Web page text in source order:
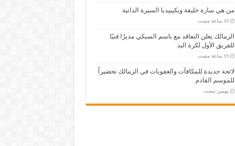
من هي سارة خليفة ويكيبيديا السيرة الذاتية
‏19 ساعة مضت
الزمالك يعلن التعاقد مع باسم السبكي مديرًا فنيًا
للفريق الأول لكرة اليد
‏19 ساعة مضت
لائحة جديدة للمكافآت والعقوبات في الزمالك تحضيراً
للموسم القادم
‏يومين مضت